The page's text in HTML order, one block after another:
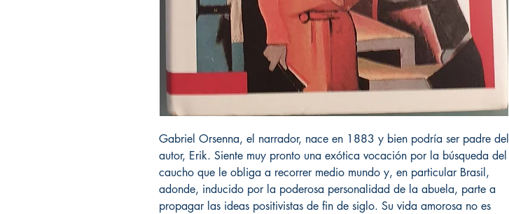
Gabriel Orsenna, el narrador, nace en 1883 y bien podría ser padre del
autor, Erik. Siente muy pronto una exótica vocación por la búsqueda del
caucho que le obliga a recorrer medio mundo y, en particular Brasil,
adonde, inducido por la poderosa personalidad de la abuela, parte a
propagar las ideas positivistas de fin de siglo. Su vida amorosa no es